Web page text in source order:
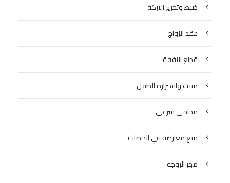
ضبط وتحرير التركة
عقد الزواج
قطع النفقة
مبيت واستزارة الطفل
محامي شرعي
منع معارضة في الحضانة
مهر الزوجة